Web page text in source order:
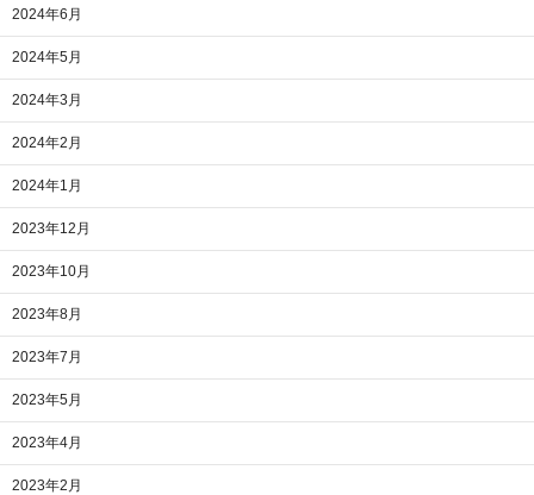
2024年6月
2024年5月
2024年3月
2024年2月
2024年1月
2023年12月
2023年10月
2023年8月
2023年7月
2023年5月
2023年4月
2023年2月